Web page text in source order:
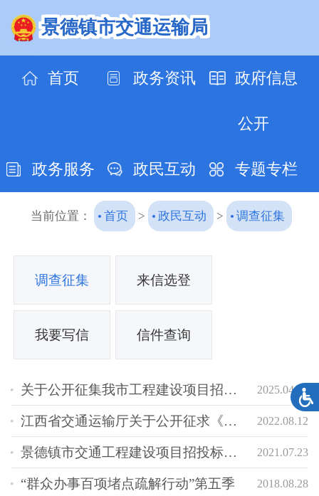
景德镇市交通运输局
首页 政务资讯 政府信息
公开
政务服务 政民互动 专题专栏
当前位置： 首页 > 政民互动 > 调查征集
调查征集 来信选登
我要写信 信件查询
2025.04.07
关于公开征集我市工程建设项目招标投标领域 专项治理问题线索的公告
2022.08.12
江西省交通运输厅关于公开征求《江西省公路水运建设市场不良行为认定标准（征求意...
2021.07.23
景德镇市交通工程建设项目招投标领发展环境专项整治线索征集公告
2018.08.28
“群众办事百项堵点疏解行动”第五季